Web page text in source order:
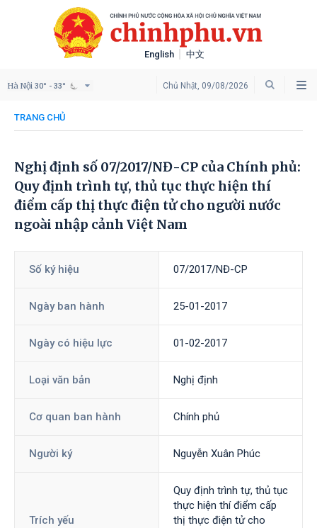
English 中文
Chủ Nhật, 09/08/2026
Hà Nội 30° - 33°
TRANG CHỦ
Nghị định số 07/2017/NĐ-CP của Chính phủ:
Quy định trình tự, thủ tục thực hiện thí
điểm cấp thị thực điện tử cho người nước
ngoài nhập cảnh Việt Nam
Số ký hiệu 07/2017/NĐ-CP
Ngày ban hành 25-01-2017
Ngày có hiệu lực 01-02-2017
Loại văn bản Nghị định
Cơ quan ban hành Chính phủ
Người ký Nguyễn Xuân Phúc
Trích yếu
Quy định trình tự, thủ tục
thực hiện thí điểm cấp
thị thực điện tử cho